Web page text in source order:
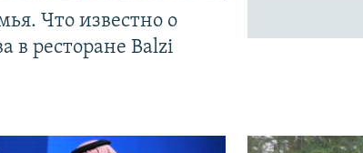
Что известно о
в ресторане Balzi